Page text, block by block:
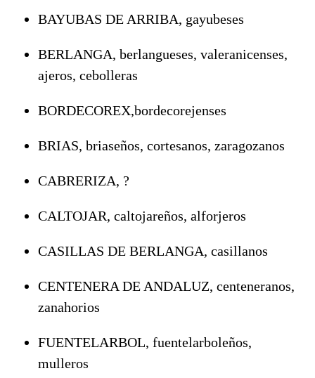
BAYUBAS DE ARRIBA, gayubeses
BERLANGA, berlangueses, valeranicenses,
ajeros, cebolleras
BORDECOREX,bordecorejenses
BRIAS, briaseños, cortesanos, zaragozanos
CABRERIZA, ?
CALTOJAR, caltojareños, alforjeros
CASILLAS DE BERLANGA, casillanos
CENTENERA DE ANDALUZ, centeneranos,
zanahorios
FUENTELARBOL, fuentelarboleños,
mulleros